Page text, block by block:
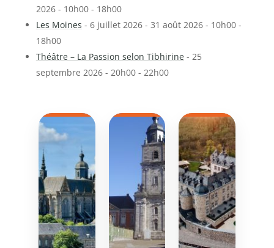
2026 - 10h00 - 18h00
Les Moines - 6 juillet 2026 - 31 août 2026 - 10h00 -
18h00
Théâtre – La Passion selon Tibhirine- 25
septembre 2026 - 20h00 - 22h00